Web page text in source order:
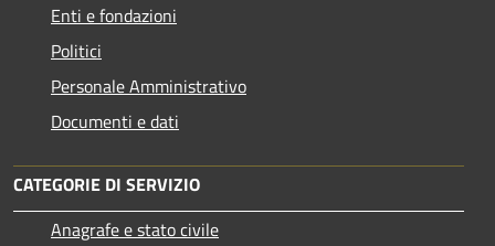
Enti e fondazioni
Politici
Personale Amministrativo
Documenti e dati
CATEGORIE DI SERVIZIO
Anagrafe e stato civile